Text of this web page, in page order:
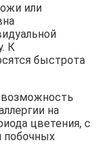
или
К
быстрота
на
цветения, с
побочных